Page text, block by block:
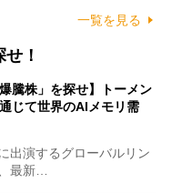
一覧を見る
！
騰株」を探せ】トーメン
じて世界のAIメモリ需
出演するグローバルリン
最新…